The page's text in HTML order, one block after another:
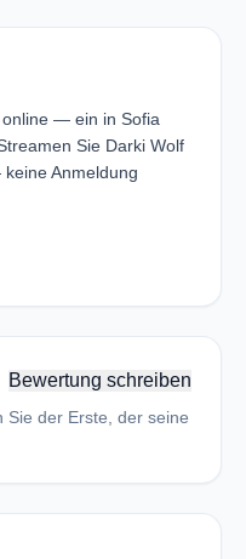
online — ein in Sofia
Sie Darki Wolf
Anmeldung
Bewertung schreiben
Sie der Erste, der seine